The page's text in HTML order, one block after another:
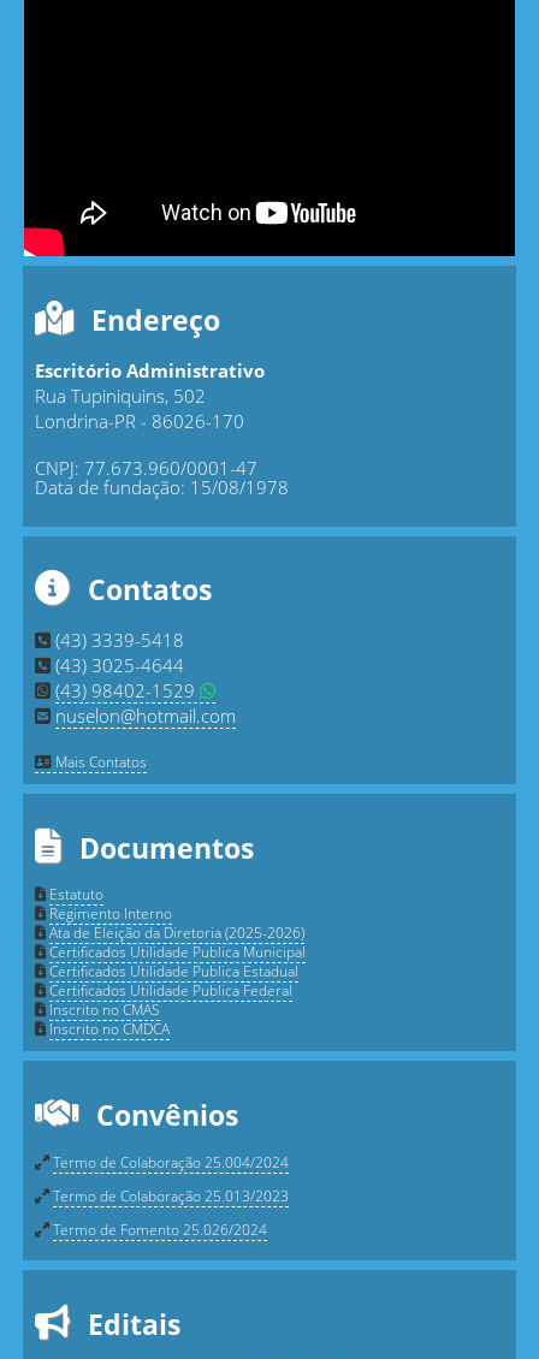
Endereço
Escritório Administrativo
Rua Tupiniquins, 502
Londrina-PR - 86026-170
CNPJ: 77.673.960/0001-47
Data de fundação: 15/08/1978
Contatos
(43) 3339-5418
(43) 3025-4644
(43) 98402-1529
nuselon@hotmail.com
Mais Contatos
Documentos
Estatuto
Regimento Interno
Ata de Eleição da Diretoria (2025-2026)
Certificados Utilidade Publica Municipal
Certificados Utilidade Publica Estadual
Certificados Utilidade Publica Federal
Inscrito no CMAS
Inscrito no CMDCA
Convênios
Termo de Colaboração 25.004/2024
Termo de Colaboração 25.013/2023
Termo de Fomento 25.026/2024
Editais